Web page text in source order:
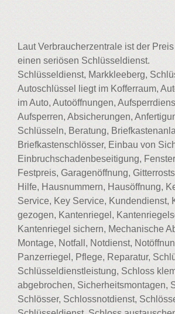
Laut Verbraucherzentrale ist der
einen seriösen Schlüsseldienst.
Schlüsseldienst, Markkleeberg,
Autoschlüssel liegt im Kofferraum,
im Auto, Autoöffnungen,
Aufsperren, Absicherungen,
Schlüsseln, Beratung,
Briefkastenschlösser, Einbau von
Einbruchschadenbeseitigung,
Festpreis, Garagenöffnung,
Hilfe, Hausnummern, Hausöffnung,
Service, Key Service, Kundendienst,
gezogen, Kantenriegel,
Kantenriegel sichern, Mechanische
Montage, Notfall, Notdienst,
Panzerriegel, Pflege, Reparatur,
Schlüsseldienstleistung, Schloss
abgebrochen, Sicherheitsmontagen,
Schlösser, Schlossnotdienst,